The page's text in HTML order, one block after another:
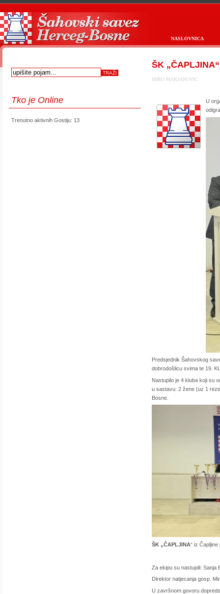
NASLOVNICA
Tko je Online
Trenutno aktivnih Gostiju: 13
ŠK
MIRO MARJANOVIC
U
Predsjednik Šahovskog
dobrodošlicu svima te 19.
Nastupilo je 4 kluba koji su
u sastavu: 2 žene (uz 1
Bosne.
ŠK „ČAPLJINA“ iz
Za ekipu su nastupili: Sanja
Direktor natjecanja gosp.
U završnom govoru